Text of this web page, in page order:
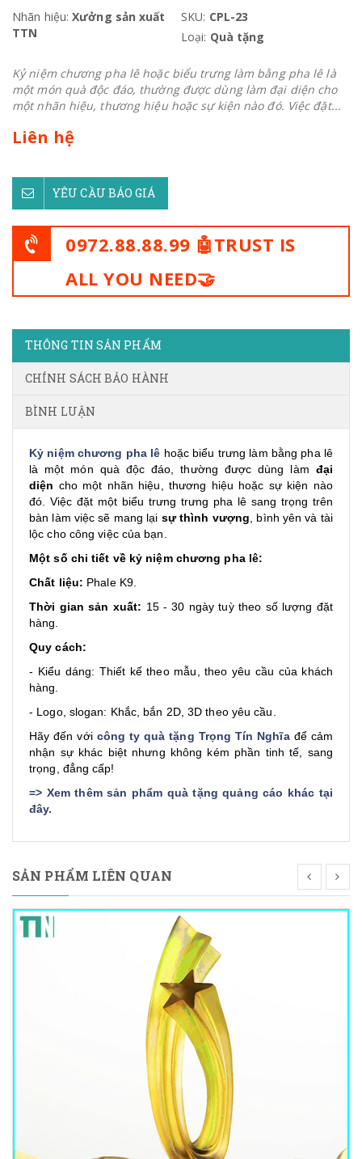
Nhãn hiệu: Xưởng sản xuất
TTN
SKU: CPL-23
Loại: Quà tặng
Kỷ niệm chương pha lê hoặc biểu trưng làm bằng pha lê là
một món quà độc đáo, thường được dùng làm đại diện cho
một nhãn hiệu, thương hiệu hoặc sự kiện nào đó. Việc đặt...
Liên hệ
YÊU CẦU BÁO GIÁ
0972.88.88.99 🤖TRUST IS
ALL YOU NEED🤝
THÔNG TIN SẢN PHẨM
CHÍNH SÁCH BẢO HÀNH
BÌNH LUẬN
Kỷ niệm chương pha lê hoặc biểu trưng làm bằng pha lê
là một món quà độc đáo, thường được dùng làm đại
diện cho một nhãn hiệu, thương hiệu hoặc sự kiện nào
đó. Việc đặt một biểu trưng trưng pha lê sang trọng trên
bàn làm việc sẽ mang lại sự thình vượng , bình yên và tài
lộc cho công việc của bạn.
Một số chi tiết về kỷ niệm chương pha lê:
Chất liệu: Phale K9.
Thời gian sản xuất: 15 - 30 ngày tuỳ theo số lượng đặt
hàng.
Quy cách:
- Kiểu dáng: Thiết kế theo mẫu, theo yêu cầu của khách
hàng.
- Logo, slogan: Khắc, bắn 2D, 3D theo yêu cầu.
Hãy đến với công ty quà tặng Trọng Tín Nghĩađể cảm
nhận sự khác biệt nhưng không kém phần tinh tế, sang
trọng, đẳng cấp!
=> Xem thêm sản phẩm quà tặng quảng cáo khác tại
đây.
SẢN PHẨM LIÊN QUAN